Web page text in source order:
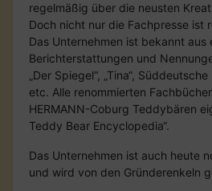
regelmäßig über die neusten
Doch nicht nur die Fachpresse ist
Das Unternehmen ist bekannt aus
Berichterstattungen und
„Der Spiegel“, „Tina“,
etc. Alle renommierten
HERMANN-Coburg Teddybären
Teddy Bear Encyclopedia“.
Das Unternehmen ist auch heute
und wird von den Gründerenkeln